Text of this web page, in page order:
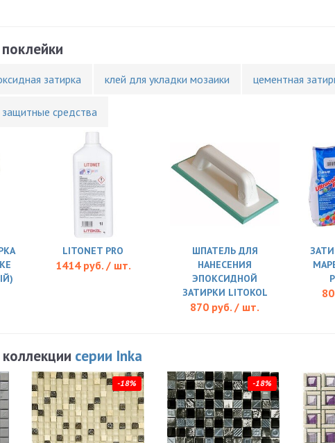
затирка клей для укладки мозаики цементная
защитные средства
LITONET PRO
1414 руб. / шт.
ШПАТЕЛЬ ДЛЯ
НАНЕСЕНИЯ
ЭПОКСИДНОЙ
ЗАТИРКИ LITOKOL
870 руб. / шт.
серии Inka
-18% -18%